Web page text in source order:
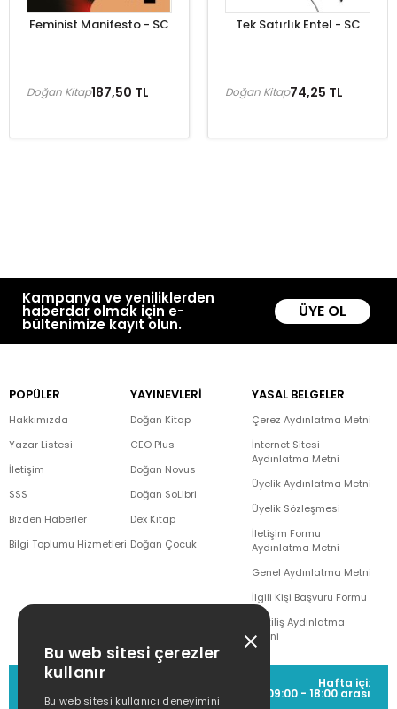
Feminist Manifesto - SC
187,50 TL
Doğan Kitap
Tek Satırlık Entel - SC
74,25 TL
Doğan Kitap
Kampanya ve yeniliklerden
haberdar olmak için e-
bültenimize kayıt olun.
ÜYE OL
POPÜLER
Hakkımızda
Yazar Listesi
İletişim
SSS
Bizden Haberler
Bilgi Toplumu Hizmetleri
YAYINEVLERİ
Doğan Kitap
CEO Plus
Doğan Novus
Doğan SoLibri
Dex Kitap
Doğan Çocuk
YASAL BELGELER
Çerez Aydınlatma Metni
İnternet Sitesi
Aydınlatma Metni
Üyelik Aydınlatma Metni
Üyelik Sözleşmesi
İletişim Formu
Aydınlatma Metni
Genel Aydınlatma Metni
İlgili Kişi Başvuru Formu
Çekiliş Aydınlatma
Metni
MÜŞTERİ HİZMETLERİ
(0212) 373 77 00
Hafta içi:
09:00 - 18:00 arası
Bu web sitesi çerezler
kullanır
Bu web sitesi kullanıcı deneyimini